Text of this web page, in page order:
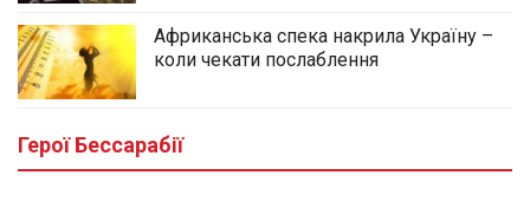
Африканська спека накрила Україну –
коли чекати послаблення
Герої Бессарабії
У центральному сквері Болграда
облаштовують Алею Слави полеглих
Героїв громади
03.08.2026